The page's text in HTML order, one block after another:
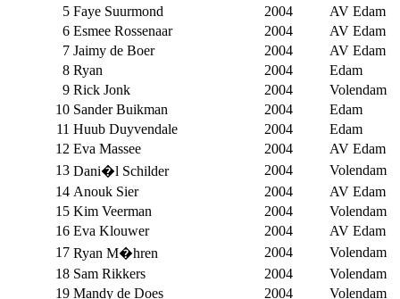
5 Faye Suurmond 2004
AV Edam
6 Esmee Rossenaar 2004
AV Edam
7 Jaimy de Boer 2004
AV Edam
8 Ryan 2004
Edam
9 Rick Jonk 2004
Volendam
10 Sander Buikman 2004
Edam
11 Huub Duyvendale 2004
Edam
12 Eva Massee 2004
AV Edam
13 Dani�l Schilder 2004
Volendam
14 Anouk Sier 2004
AV Edam
15 Kim Veerman 2004
Volendam
16 Eva Klouwer 2004
AV Edam
17 Ryan M�hren 2004
Volendam
18 Sam Rikkers 2004
Volendam
19 Mandy de Does 2004 Volendam